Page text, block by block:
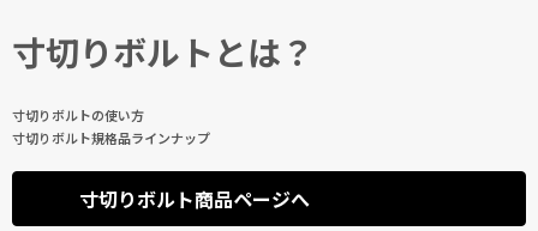
寸切りボルトとは？
寸切りボルトの使い方
寸切りボルト規格品ラインナップ
寸切りボルト商品ページへ